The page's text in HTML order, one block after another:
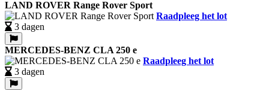
LAND ROVER Range Rover Sport
Raadpleeg het lot
3 dagen
MERCEDES-BENZ CLA 250 e
Raadpleeg het lot
3 dagen